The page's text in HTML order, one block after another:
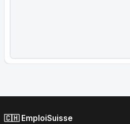
🇨🇭 EmploiSuisse